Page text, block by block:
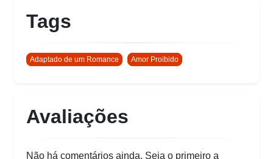
Tags
Adaptado de um Romance Amor Proibido
Avaliações
Não há comentários ainda. Seja o primeiro a